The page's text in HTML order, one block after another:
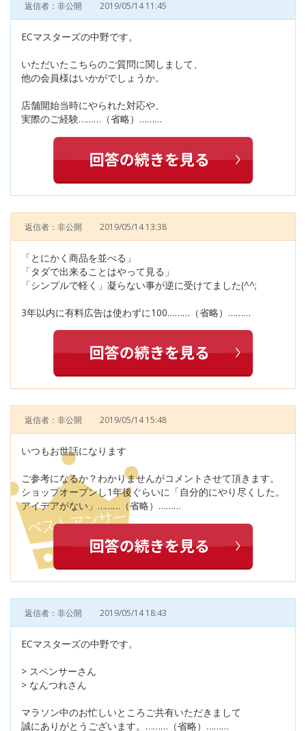
返信者：非公開 2019/05/14 11:45
ECマスターズの中野です。
いただいたこちらのご質問に関しまして、
他の会員様はいかがでしょうか。
店舗開始当時にやられた対応や、
実際のご経験………（省略）………
返信者：非公開 2019/05/14 13:38
「とにかく商品を並べる」
「タダで出来ることはやって見る」
「シンプルで軽く」凝らない事が逆に受けてました(^^;
3年以内に有料広告は使わずに100………（省略）………
返信者：非公開 2019/05/14 15:48
いつもお世話になります
ご参考になるか？わかりませんがコメントさせて頂きます。
ショップオープンし1年後ぐらいに「自分的にやり尽くした。
アイデアがない」………（省略）………
返信者：非公開 2019/05/14 18:43
ECマスターズの中野です。
> スペンサーさん
> なんつれさん
マラソン中のお忙しいところご共有いただきまして
誠にありがとうございます。………（省略）………